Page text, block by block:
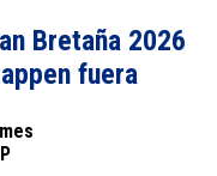
Bretaña 2026
fuera